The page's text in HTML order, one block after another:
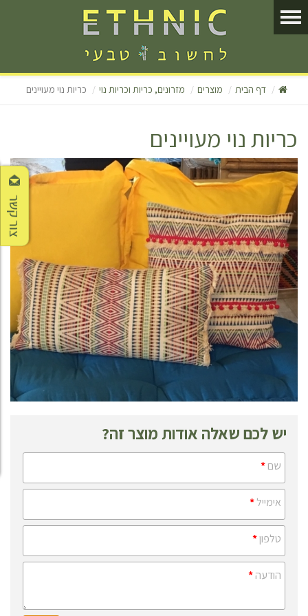
דף הבית מוצרים מזרונים, כריות וכריות נוי כריות נוי מעויינים
כריות נוי מעויינים
יש לכם שאלה אודות מוצר זה?
שם*
אימייל*
טלפון*
הודעה*
צור קשר